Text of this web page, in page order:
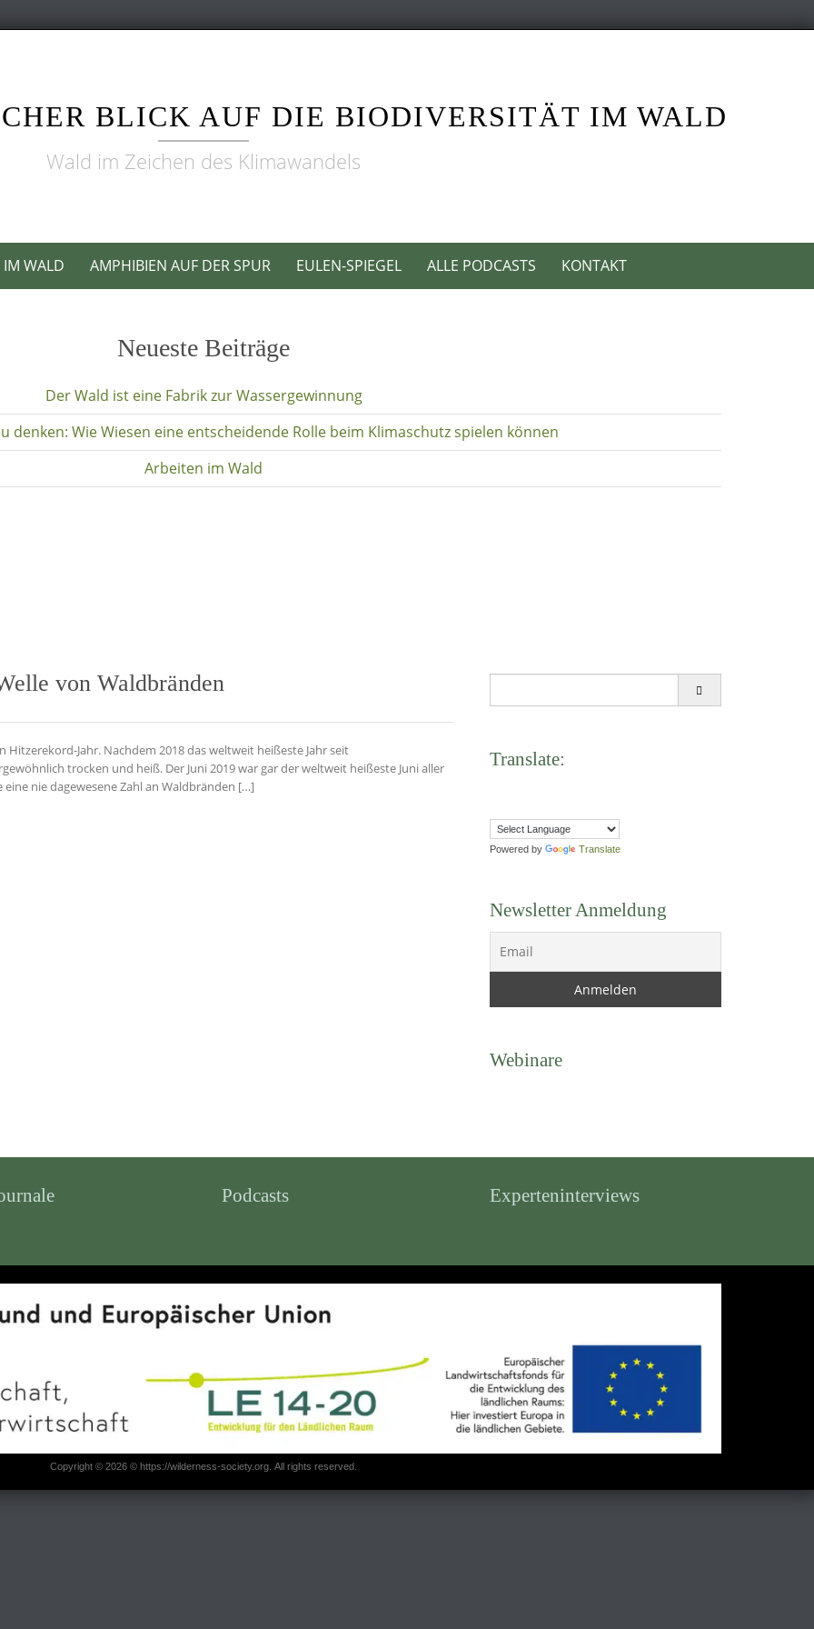
BLICK AUF DIE BIODIVERSITÄT IM WALD
Wald im Zeichen des Klimawandels
IM WALD AMPHIBIEN AUF DER SPUR EULEN-SPIEGEL ALLE PODCASTS KONTAKT
Neueste Beiträge
Der Wald ist eine Fabrik zur Wassergewinnung
denken: Wie Wiesen eine entscheidende Rolle beim Klimaschutz spielen können
Arbeiten im Wald
von Waldbränden
Jahr. Nachdem 2018 das weltweit heißeste Jahr seit
trocken und heiß. Der Juni 2019 war gar der weltweit heißeste Juni aller
nie dagewesene Zahl an Waldbränden […]
Translate:
Powered by Translate
Newsletter Anmeldung
Webinare
Podcasts Experteninterviews
Copyright © 2026 © https://wilderness-society.org. All rights reserved.